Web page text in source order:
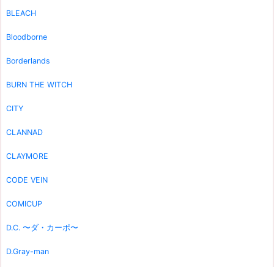
BLEACH
Bloodborne
Borderlands
BURN THE WITCH
CITY
CLANNAD
CLAYMORE
CODE VEIN
COMICUP
D.C. 〜ダ・カーポ〜
D.Gray-man